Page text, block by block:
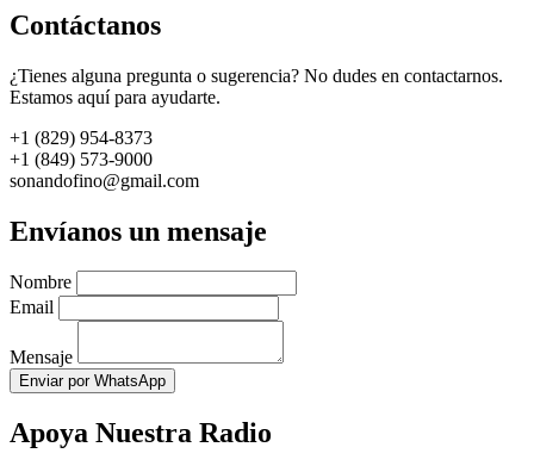
Contáctanos
¿Tienes alguna pregunta o sugerencia? No dudes en contactarnos.
Estamos aquí para ayudarte.
+1 (829) 954-8373
+1 (849) 573-9000
sonandofino@gmail.com
Envíanos un mensaje
Nombre
Email
Mensaje
Enviar por WhatsApp
Apoya Nuestra Radio